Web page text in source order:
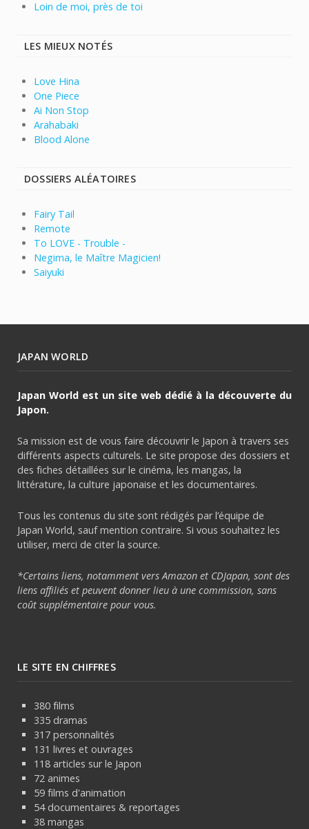
Loin de moi, près de toi
LES MIEUX NOTÉS
Love Hina
One Piece
Ai Non Stop
Arahabaki
Blood Alone
DOSSIERS ALÉATOIRES
Fairy Tail
Remote
To LOVE - Trouble -
Negima, le Maître Magicien!
Saiyuki
JAPAN WORLD
Japan World est un site web dédié à la découverte du
Japon.
Sa mission est de vous faire découvrir le Japon à travers ses
différents aspects culturels. Le site propose des dossiers et
des fiches détaillées sur le cinéma, les mangas, la
littérature, la culture japonaise et les documentaires.
Tous les contenus du site sont rédigés par l’équipe de
Japan World, sauf mention contraire. Si vous souhaitez les
utiliser, merci de citer la source.
*Certains liens, notamment vers Amazon et CDJapan, sont des
liens affiliés et peuvent donner lieu à une commission, sans
coût supplémentaire pour vous.
LE SITE EN CHIFFRES
380 films
335 dramas
317 personnalités
131 livres et ouvrages
118 articles sur le Japon
72 animes
59 films d'animation
54 documentaires & reportages
38 mangas